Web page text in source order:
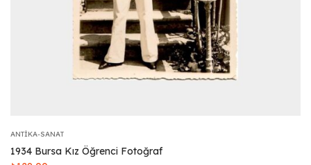
ANTIKA-SANAT
1934 Bursa Kız Öğrenci Fotoğraf